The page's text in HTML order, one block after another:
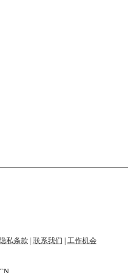
隐私条款 联系我们 工作机会